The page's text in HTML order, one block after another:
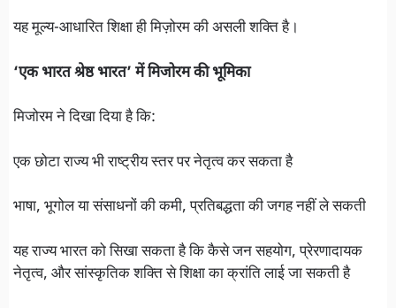
यह मूल्य-आधारित शिक्षा ही मिज़ोरम की असली शक्ति है।
‘एक भारत श्रेष्ठ भारत’ में मिजोरम की भूमिका
मिजोरम ने दिखा दिया है कि:
एक छोटा राज्य भी राष्ट्रीय स्तर पर नेतृत्व कर सकता है
भाषा, भूगोल या संसाधनों की कमी, प्रतिबद्धता की जगह नहीं ले सकती
यह राज्य भारत को सिखा सकता है कि कैसे जन सहयोग, प्रेरणादायक
नेतृत्व, और सांस्कृतिक शक्ति से शिक्षा का क्रांति लाई जा सकती है